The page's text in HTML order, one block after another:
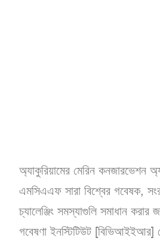
অ্যাকুরিয়ামের মেরিন কনজারভেশন
এমসিএএফ সারা বিশ্বের গবেষক,
চ্যালেঞ্জিং সমস্যাগুলি সমাধান
গবেষণা ইনস্টিটিউট